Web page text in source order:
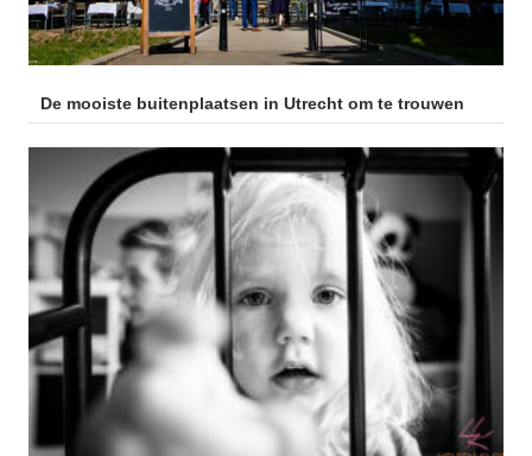
De mooiste buitenplaatsen in Utrecht om te trouwen